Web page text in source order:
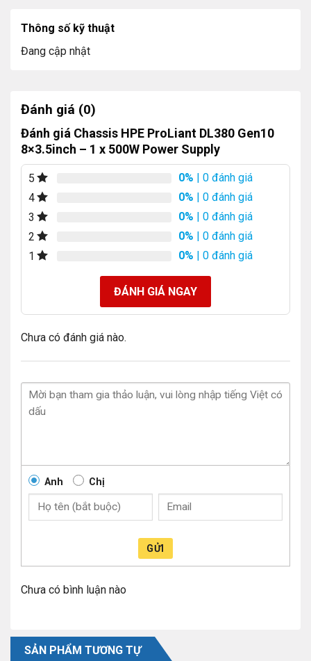
Thông số kỹ thuật
Đang cập nhật
Đánh giá (0)
Đánh giá Chassis HPE ProLiant DL380 Gen10
8×3.5inch – 1 x 500W Power Supply
5 0% | 0 đánh giá
4
0% | 0 đánh giá
3
0% | 0 đánh giá
2
0% | 0 đánh giá
1
0% | 0 đánh giá
ĐÁNH GIÁ NGAY
Chưa có đánh giá nào.
Anh Chị
GỬI
Chưa có bình luận nào
SẢN PHẨM TƯƠNG TỰ